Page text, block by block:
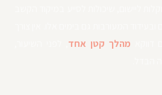
מהלך קטן אחד